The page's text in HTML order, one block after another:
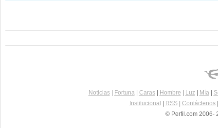
Noticias| Fortuna| Caras| Hombre Luz| Mía|
Institucional
RSS| Contáctenos
© Perfil.com 2006-